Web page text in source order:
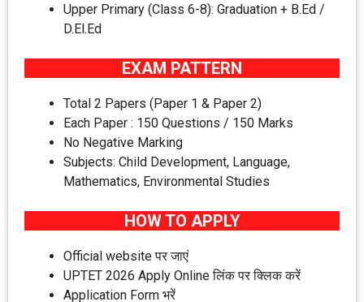
Upper Primary (Class 6-8): Graduation + B.Ed /
D.El.Ed
EXAM PATTERN
Total 2 Papers (Paper 1 & Paper 2)
Each Paper : 150 Questions / 150 Marks
No Negative Marking
Subjects: Child Development, Language,
Mathematics, Environmental Studies
HOW TO APPLY
Official website पर जाएं
UPTET 2026 Apply Online लिंक पर क्लिक करें
Application Form भरें